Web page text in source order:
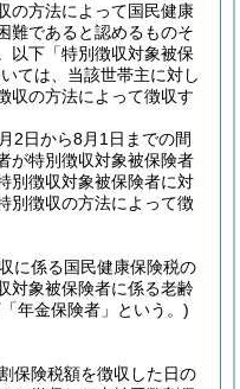
の方法によって国民健康
難であると認めるものそ
以下「特別徴収対象被保
ては、当該世帯主に対し
収の方法によって徴収す
2日から8月1日までの間
が特別徴収対象被保険者
別徴収対象被保険者に対
別徴収の方法によって徴
に係る国民健康保険税の
対象被保険者に係る老齢
年金保険者」という。)
保険税額を徴収した日の